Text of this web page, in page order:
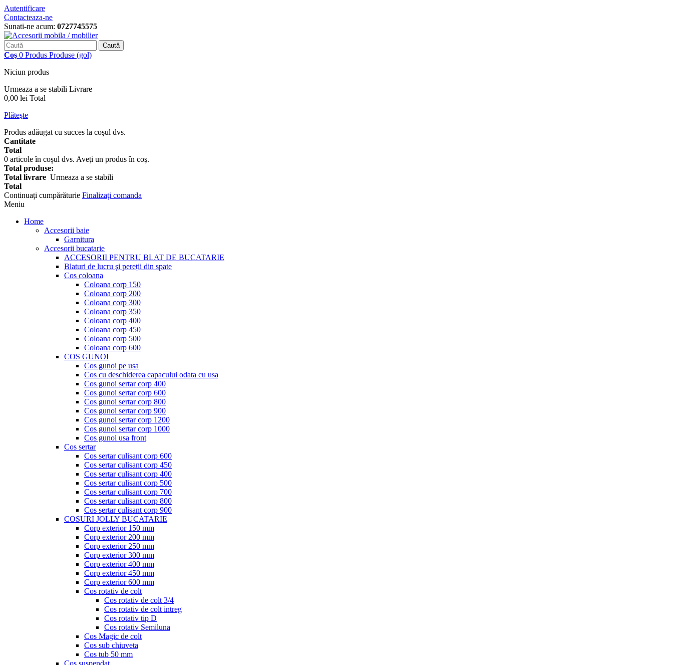
Autentificare
Contacteaza-ne
Sunati-ne acum: 0727745575
Caută
Coş 0 Produs Produse (gol)
Niciun produs
Urmeaza a se stabili Livrare
0,00 lei Total
Plăteşte
Produs adăugat cu succes la coşul dvs.
Cantitate
Total
0 articole în coșul dvs. Aveţi un produs în coş.
Total produse:
Total livrare Urmeaza a se stabili
Total
Continuaţi cumpărăturie Finalizați comanda
Meniu
Home
Accesorii baie
Garnitura
Accesorii bucatarie
ACCESORII PENTRU BLAT DE BUCATARIE
Blaturi de lucru şi pereții din spate
Cos coloana
Coloana corp 150
Coloana corp 200
Coloana corp 300
Coloana corp 350
Coloana corp 400
Coloana corp 450
Coloana corp 500
Coloana corp 600
COS GUNOI
Cos gunoi pe usa
Cos cu deschiderea capacului odata cu usa
Cos gunoi sertar corp 400
Cos gunoi sertar corp 600
Cos gunoi sertar corp 800
Cos gunoi sertar corp 900
Cos gunoi sertar corp 1200
Cos gunoi sertar corp 1000
Cos gunoi usa front
Cos sertar
Cos sertar culisant corp 600
Cos sertar culisant corp 450
Cos sertar culisant corp 400
Cos sertar culisant corp 500
Cos sertar culisant corp 700
Cos sertar culisant corp 800
Cos sertar culisant corp 900
COSURI JOLLY BUCATARIE
Corp exterior 150 mm
Corp exterior 200 mm
Corp exterior 250 mm
Corp exterior 300 mm
Corp exterior 400 mm
Corp exterior 450 mm
Corp exterior 600 mm
Cos rotativ de colt
Cos rotativ de colt 3/4
Cos rotativ de colt intreg
Cos rotativ tip D
Cos rotativ Semiluna
Cos Magic de colt
Cos sub chiuveta
Cos tub 50 mm
Cos suspendat